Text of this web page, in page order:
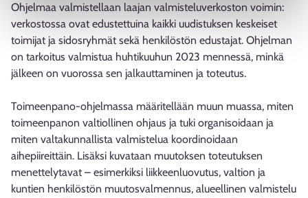
Ohjelmaa valmistellaan laajan valmisteluverkoston voimin:
verkostossa ovat edustettuina kaikki uudistuksen keskeiset
toimijat ja sidosryhmät sekä henkilöstön edustajat. Ohjelman
on tarkoitus valmistua huhtikuuhun 2023 mennessä, minkä
jälkeen on vuorossa sen jalkauttaminen ja toteutus.
Toimeenpano-ohjelmassa määritellään muun muassa, miten
toimeenpanon valtiollinen ohjaus ja tuki organisoidaan ja
miten valtakunnallista valmistelua koordinoidaan
aihepiireittäin. Lisäksi kuvataan muutoksen toteutuksen
menettelytavat – esimerkiksi liikkeenluovutus, valtion ja
kuntien henkilöstön muutosvalmennus, alueellinen valmistelu